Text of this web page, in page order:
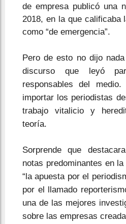
de empresa publicó una
2018, en la que calificaba
como “de emergencia”.
Pero de esto no dijo
discurso que leyó
responsables del
importar los periodistas
trabajo vitalicio y
teoría.
Sorprende que
notas predominantes en
“la apuesta por el
por el llamado
una de las mejores
sobre las empresas